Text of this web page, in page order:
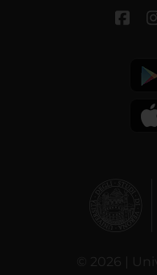
© 2026 |